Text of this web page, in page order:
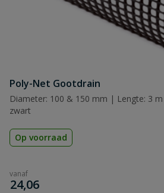
Poly-Net Gootdrain
Diameter: 100 & 150 mm | Lengte: 3
zwart
Op voorraad
vanaf
€
24,06